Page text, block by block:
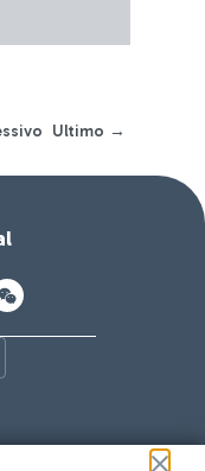
Ultimo →